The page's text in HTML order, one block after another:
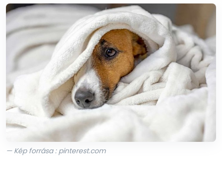
— Kép forrása : pinterest.com